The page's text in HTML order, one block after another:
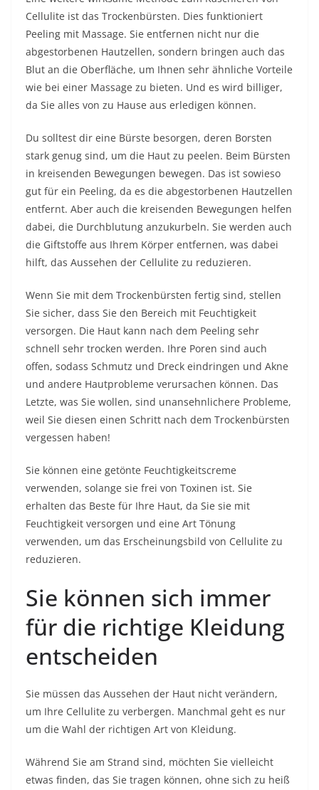
Cellulite ist das Trockenbürsten. Dies funktioniert
Peeling mit Massage. Sie entfernen nicht nur die
abgestorbenen Hautzellen, sondern bringen auch das
Blut an die Oberfläche, um Ihnen sehr ähnliche Vorteile
wie bei einer Massage zu bieten. Und es wird billiger,
da Sie alles von zu Hause aus erledigen können.
Du solltest dir eine Bürste besorgen, deren Borsten
stark genug sind, um die Haut zu peelen. Beim Bürsten
in kreisenden Bewegungen bewegen. Das ist sowieso
gut für ein Peeling, da es die abgestorbenen Hautzellen
entfernt. Aber auch die kreisenden Bewegungen helfen
dabei, die Durchblutung anzukurbeln. Sie werden auch
die Giftstoffe aus Ihrem Körper entfernen, was dabei
hilft, das Aussehen der Cellulite zu reduzieren.
Wenn Sie mit dem Trockenbürsten fertig sind, stellen
Sie sicher, dass Sie den Bereich mit Feuchtigkeit
versorgen. Die Haut kann nach dem Peeling sehr
schnell sehr trocken werden. Ihre Poren sind auch
offen, sodass Schmutz und Dreck eindringen und Akne
und andere Hautprobleme verursachen können. Das
Letzte, was Sie wollen, sind unansehnlichere Probleme,
weil Sie diesen einen Schritt nach dem Trockenbürsten
vergessen haben!
Sie können eine getönte Feuchtigkeitscreme
verwenden, solange sie frei von Toxinen ist. Sie
erhalten das Beste für Ihre Haut, da Sie sie mit
Feuchtigkeit versorgen und eine Art Tönung
verwenden, um das Erscheinungsbild von Cellulite zu
reduzieren.
Sie können sich immer
für die richtige Kleidung
entscheiden
Sie müssen das Aussehen der Haut nicht verändern,
um Ihre Cellulite zu verbergen. Manchmal geht es nur
um die Wahl der richtigen Art von Kleidung.
Während Sie am Strand sind, möchten Sie vielleicht
etwas finden, das Sie tragen können, ohne sich zu heiß